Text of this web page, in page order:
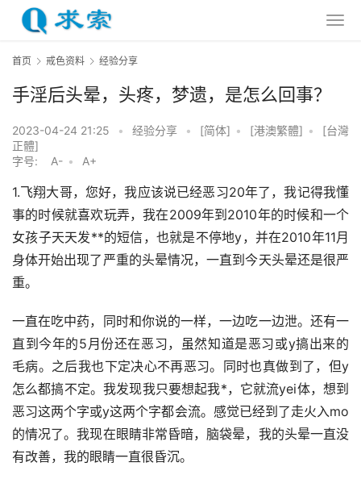
首页 戒色资料 经验分享
手淫后头晕，头疼，梦遗，是怎么回事？
2023-04-24 21:25 • 经验分享 • [简体] • [港澳繁體] •
[台灣
正體]
字号:
A- • A+
1.飞翔大哥，您好，我应该说已经恶习20年了，我记得我懂
事的时候就喜欢玩弄，我在2009年到2010年的时候和一个
女孩子天天发**的短信，也就是不停地y，并在2010年11月
身体开始出现了严重的头晕情况，一直到今天头晕还是很严
重。
一直在吃中药，同时和你说的一样，一边吃一边泄。还有一
直到今年的5月份还在恶习，虽然知道是恶习或y搞出来的
毛病。之后我也下定决心不再恶习。同时也真做到了，但y
怎么都搞不定。我发现我只要想起我*，它就流yei体，想到
恶习这两个字或y这两个字都会流。感觉已经到了走火入mo
的情况了。我现在眼睛非常昏暗，脑袋晕，我的头晕一直没
有改善，我的眼睛一直很昏沉。